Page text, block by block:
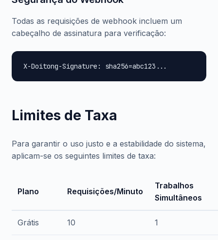
Todas as requisições de webhook incluem um
cabeçalho de assinatura para verificação:
X-Doitong-Signature: sha256=abc123...
Limites de Taxa
Para garantir o uso justo e a estabilidade do sistema,
aplicam-se os seguintes limites de taxa:
Plano Requisições/Minuto
Trabalhos
Simultâneos
Grátis 10 1